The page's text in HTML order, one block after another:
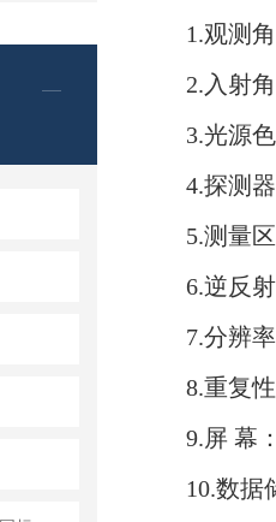
1.观测
2.入射
3.光源
4.探测
5.测量
6.逆反
7.分辨
8.重复
9.屏 幕
10.数据